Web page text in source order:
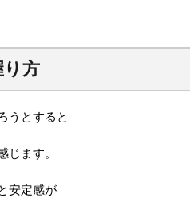
り方
うとすると
じます。
安定感が